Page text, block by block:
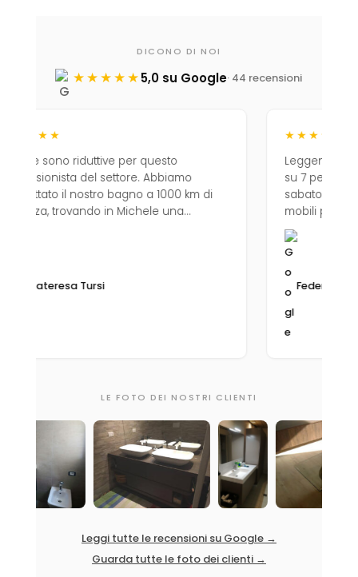
DICONO DI NOI
★★★★★5,0 su Google· 44 recensioni
per questo
settore. Abbiamo
bagno a 1000 km di
in Michele una
Leggendo sul sito la
su 7 pensavo fosse una
sabato sera e domenica ho
mobili per 2 miei bagni a un
veramente competitivo. E
che anche la qualità è di
Federico Zanzottera
LE FOTO DEI NOSTRI CLIENTI
Leggi tutte le recensioni su Google →
Guarda tutte le foto dei clienti →